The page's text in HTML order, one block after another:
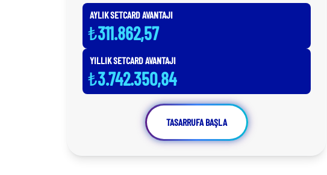
AYLIK SETCARD AVANTAJI
₺311.862,57
YILLIK SETCARD AVANTAJI
₺3.742.350,84
TASARRUFA BAŞLA